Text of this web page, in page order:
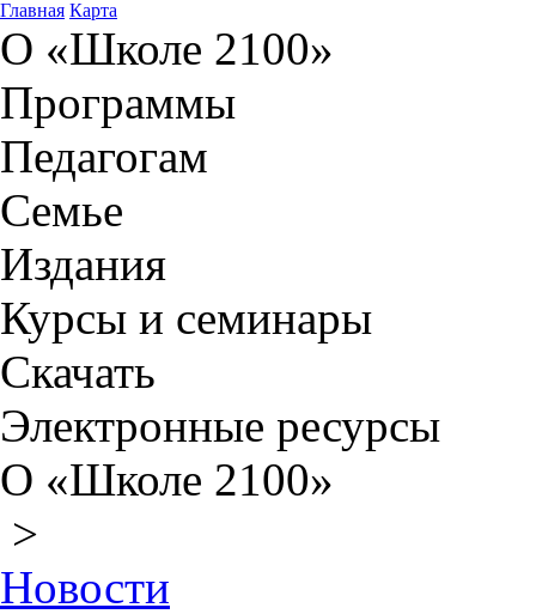
Главная Карта
О «Школе 2100»
Программы
Педагогам
Семье
Издания
Курсы и семинары
Скачать
Электронные ресурсы
О «Школе 2100»
>
Новости